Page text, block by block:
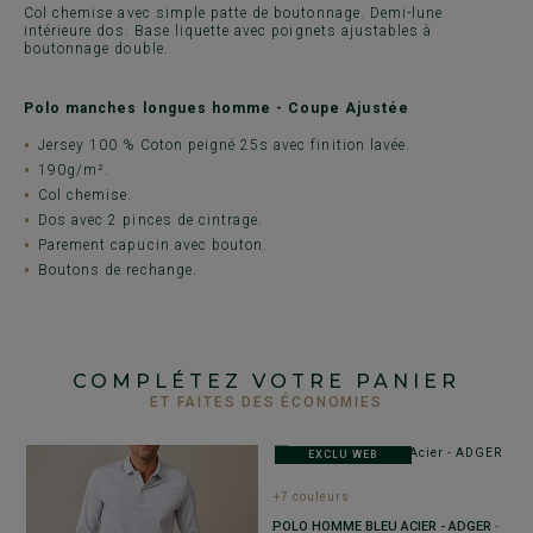
Col chemise avec simple patte de boutonnage. Demi-lune
intérieure dos. Base liquette avec poignets ajustables à
boutonnage double.
Polo manches longues homme - Coupe Ajustée
Jersey 100 % Coton peigné 25s avec finition lavée.
190g/m².
Col chemise.
Dos avec 2 pinces de cintrage.
Parement capucin avec bouton.
Boutons de rechange.
COMPLÉTEZ VOTRE PANIER
ET FAITES DES ÉCONOMIES
EXCLU WEB
+7 couleurs
POLO HOMME BLEU ACIER - ADGER -